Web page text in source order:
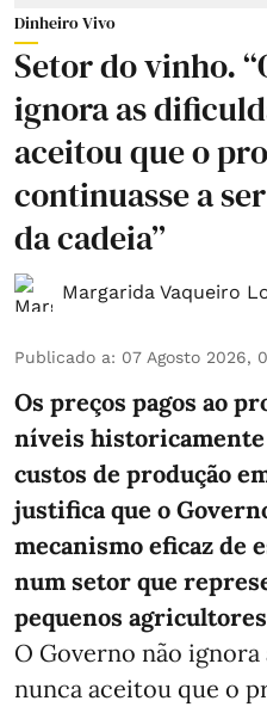
Dinheiro Vivo
Setor do vinho.
ignora as
aceitou que o
continuasse a
da cadeia”
Margarida Vaqueiro
Publicado a: 07 Agosto 2026,
Os preços pagos ao
níveis historicamente
custos de produção
justifica que o
mecanismo eficaz de
num setor que
pequenos
O Governo não ignora
nunca aceitou que o